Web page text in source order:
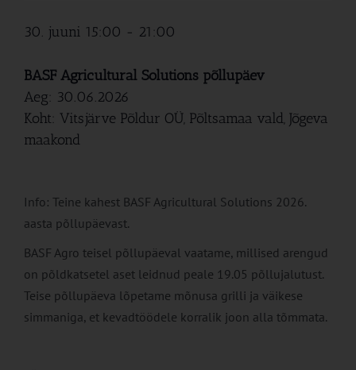
30. juuni 15:00 - 21:00
BASF Agricultural Solutions põllupäev
Aeg: 30.06.2026
Koht: Vitsjärve Põldur OÜ, Põltsamaa vald, Jõgeva
maakond
Info: Teine kahest BASF Agricultural Solutions 2026.
aasta põllupäevast.
BASF Agro teisel põllupäeval vaatame, millised arengud
on põldkatsetel aset leidnud peale 19.05 põllujalutust.
Teise põllupäeva lõpetame mõnusa grilli ja väikese
simmaniga, et kevadtöödele korralik joon alla tõmmata.